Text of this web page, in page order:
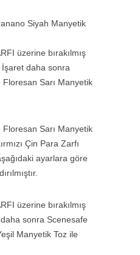
Siyah Manyetik
üzerine bırakılmış
daha sonra
Sarı Manyetik
Sarı Manyetik
Çin Para Zarfı
ayarlara göre
üzerine bırakılmış
sonra Scenesafe
Manyetik Toz ile